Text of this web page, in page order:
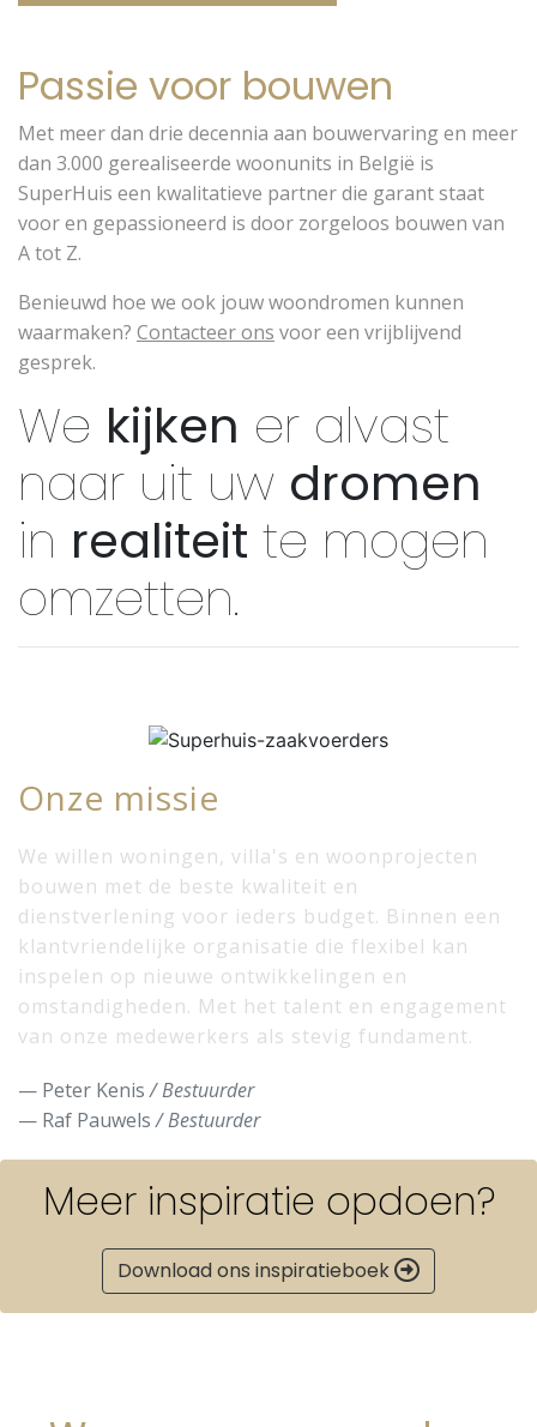
Passie voor bouwen
Met meer dan drie decennia aan bouwervaring en meer
dan 3.000 gerealiseerde woonunits in België is
SuperHuis een kwalitatieve partner die garant staat
voor en gepassioneerd is door zorgeloos bouwen van
A tot Z.
Benieuwd hoe we ook jouw woondromen kunnen
waarmaken? Contacteer ons voor een vrijblijvend
gesprek.
We kijken er alvast
naar uit uw dromen
in realiteit te mogen
omzetten.
Onze missie
We willen woningen, villa's en woonprojecten
bouwen met de beste kwaliteit en
dienstverlening voor ieders budget. Binnen een
klantvriendelijke organisatie die flexibel kan
inspelen op nieuwe ontwikkelingen en
omstandigheden. Met het talent en engagement
van onze medewerkers als stevig fundament.
Peter Kenis/ Bestuurder
Raf Pauwels/ Bestuurder
Meer inspiratie opdoen?
Download ons inspiratieboek